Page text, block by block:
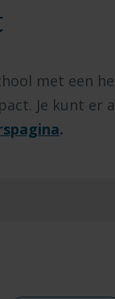
met een
Je kunt er
.